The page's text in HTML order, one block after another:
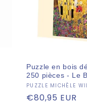
Puzzle en bois
250 pièces - Le
Fournisseur :
PUZZLE MICHÈLE
Prix
€80,95 EUR